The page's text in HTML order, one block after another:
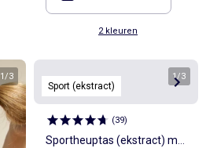
2 kleuren
1/3
Sport (ekstract)
1/3
(39)
Sportheuptas (ekstract) met